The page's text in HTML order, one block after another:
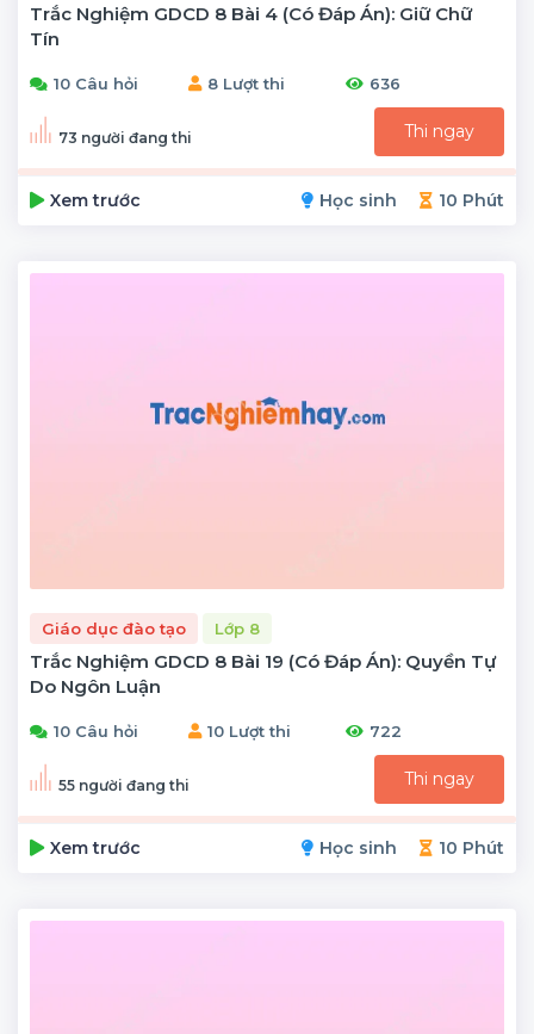
Trắc Nghiệm GDCD 8 Bài 4 (có Đáp Án): Giữ Chữ
Tín
10 Câu hỏi 8 Lượt thi 636
73 người đang thi Thi ngay
Xem trước Học sinh 10 Phút
Giáo dục đào tạo Lớp 8
Trắc Nghiệm GDCD 8 Bài 19 (có Đáp Án): Quyền Tự
Do Ngôn Luận
10 Câu hỏi 10 Lượt thi 722
55 người đang thi Thi ngay
Xem trước Học sinh 10 Phút